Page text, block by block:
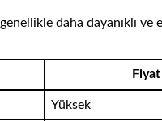
daha dayanıklı
Fiyat
Yüksek